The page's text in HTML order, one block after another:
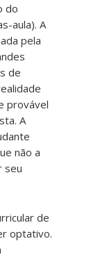
do
aula). A
pela
de
provável
A
não a
seu
de
optativo.